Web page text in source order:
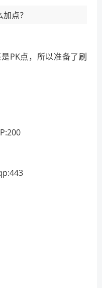
点？
PK点，所以准备了刷